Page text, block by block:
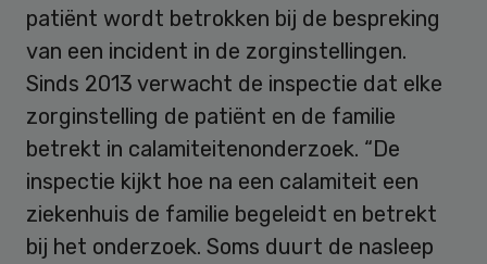
patiënt wordt betrokken bij de bespreking
van een incident in de zorginstellingen.
Sinds 2013 verwacht de inspectie dat elke
zorginstelling de patiënt en de familie
betrekt in calamiteitenonderzoek. “De
inspectie kijkt hoe na een calamiteit een
ziekenhuis de familie begeleidt en betrekt
bij het onderzoek. Soms duurt de nasleep